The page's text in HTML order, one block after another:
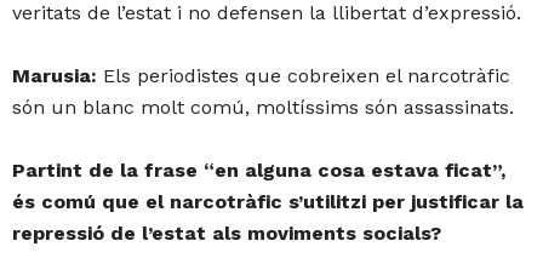
veritats de l’estat i no defensen la llibertat d’expressió.
Marusia: Els periodistes que cobreixen el narcotràfic
són un blanc molt comú, moltíssims són assassinats.
Partint de la frase “en alguna cosa estava ficat”,
és comú que el narcotràfic s’utilitzi per justificar la
repressió de l’estat als moviments socials?